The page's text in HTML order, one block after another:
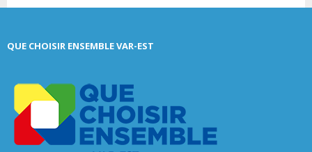
h
S
QUE CHOISIR ENSEMBLE VAR-EST